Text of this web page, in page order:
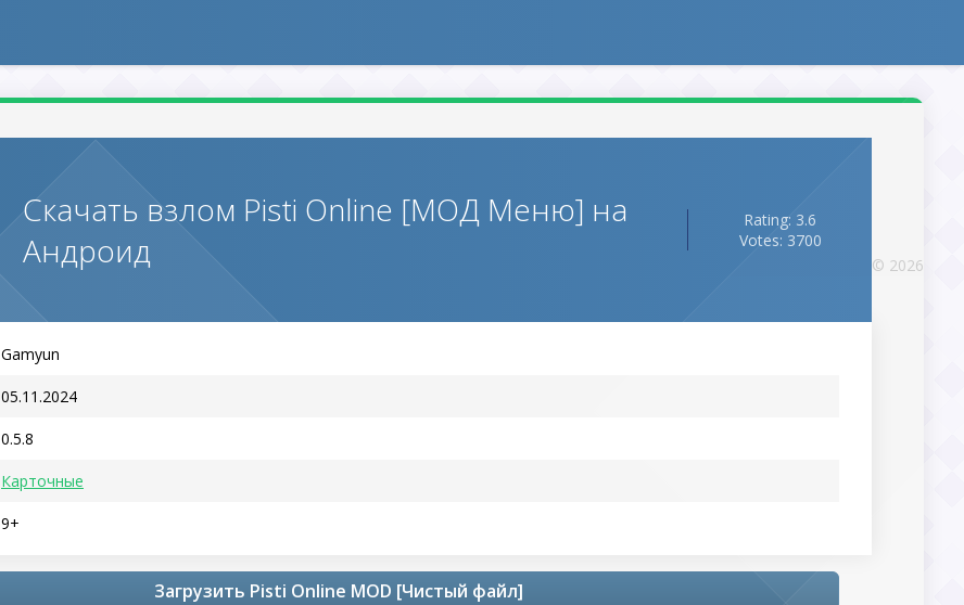
Скачать взлом Pisti Online [МОД Меню] на
Андроид
Rating: 3.6
Votes: 3700
Gamyun
05.11.2024
0.5.8
Карточные
9+
Загрузить Pisti Online MOD [Чистый файл]
© 2026